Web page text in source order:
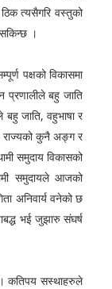
त्यसैगरि वस्तुको
सकिन्छ ।
विकासमा
प्रणालीले बहु जाति
जाति, वहुभाषा र
राज्यको कुनै अङ्ग र
समुदाय विकासको
समुदायले आजको
अनिवार्य वनेको छ
भई जुझारु संघर्ष
सस्थाहरुले